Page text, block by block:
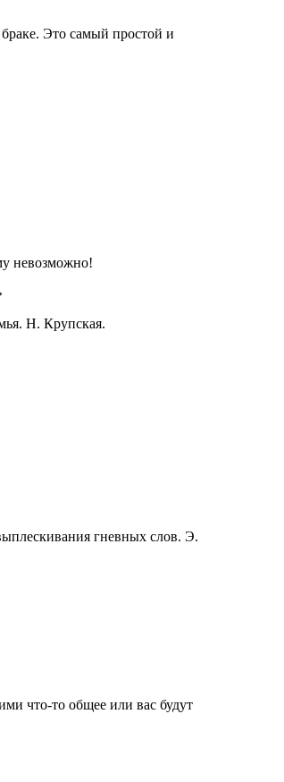
Это самый простой и
невозможно!
Н. Крупская.
гневных слов. Э.
что-то общее или вас будут